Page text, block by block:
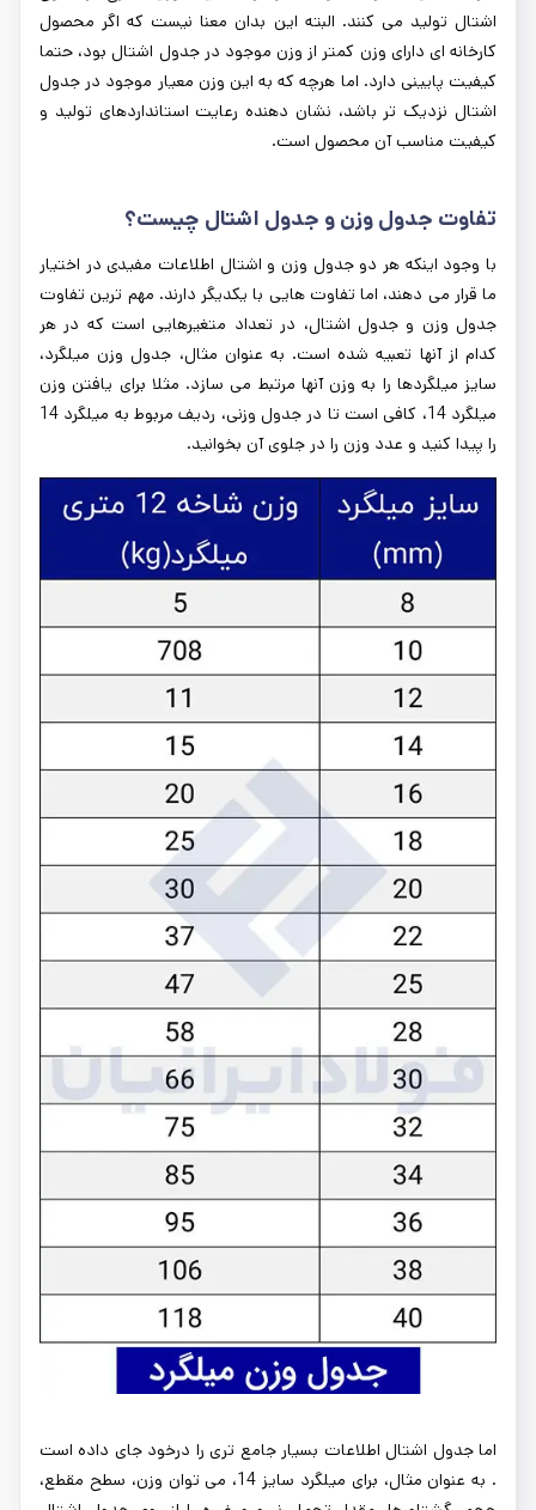
اشتال تولید می کنند. البته این بدان معنا نیست که اگر محصول
کارخانه ای دارای وزن کمتر از وزن موجود در جدول اشتال بود، حتما
کیفیت پایینی دارد. اما هرچه که به این وزن معیار موجود در جدول
اشتال نزدیک تر باشد، نشان دهنده رعایت استانداردهای تولید و
کیفیت مناسب آن محصول است.
تفاوت جدول وزن و جدول اشتال چیست؟
با وجود اینکه هر دو جدول وزن و اشتال اطلاعات مفیدی در اختیار
ما قرار می دهند، اما تفاوت هایی با یکدیگر دارند. مهم ترین تفاوت
جدول وزن و جدول اشتال، در تعداد متغیرهایی است که در هر
کدام از آنها تعبیه شده است. به عنوان مثال، جدول وزن میلگرد،
سایز میلگردها را به وزن آنها مرتبط می سازد. مثلا برای یافتن وزن
میلگرد 14، کافی است تا در جدول وزنی، ردیف مربوط به میلگرد 14
را پیدا کنید و عدد وزن را در جلوی آن بخوانید.
اما جدول اشتال اطلاعات بسیار جامع تری را درخود جای داده است
. به عنوان مثال، برای میلگرد سایز 14، می توان وزن، سطح مقطع،